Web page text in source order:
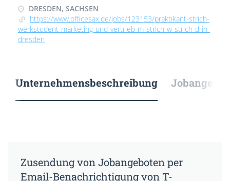
DRESDEN, SACHSEN
https://www.officesax.de/jobs/123153/praktikant-strich-
werkstudent-marketing-und-vertrieb-m-strich-w-strich-d-in-
dresden
Unternehmensbeschreibung
Zusendung von Jobangeboten per
Email-Benachrichtigung von T-